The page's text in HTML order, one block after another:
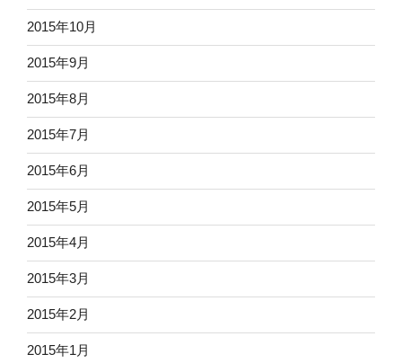
2015年10月
2015年9月
2015年8月
2015年7月
2015年6月
2015年5月
2015年4月
2015年3月
2015年2月
2015年1月